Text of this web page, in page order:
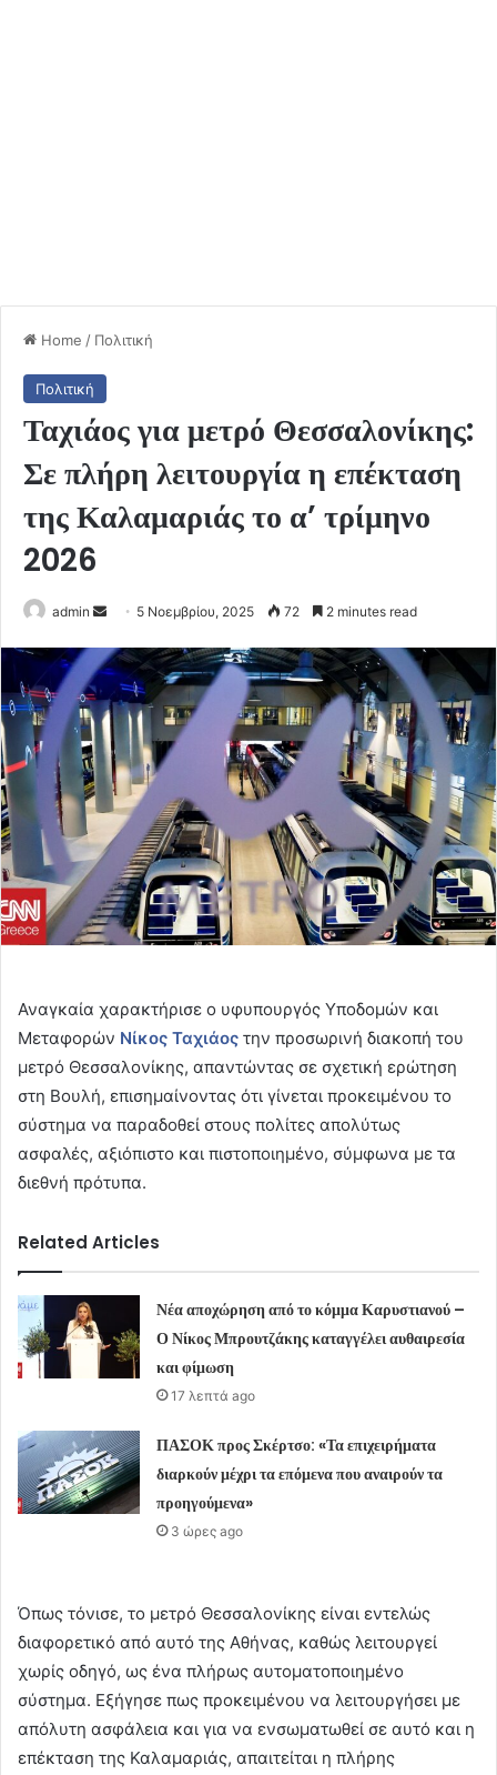
Home / Πολιτική
Πολιτική
Ταχιάος για μετρό Θεσσαλονίκης:
Σε πλήρη λειτουργία η επέκταση
της Καλαμαριάς το α’ τρίμηνο
2026
admin
Send
email
5 Νοεμβρίου, 2025 72 2 minutes read
Αναγκαία χαρακτήρισε ο υφυπουργός Υποδομών και
Μεταφορών Νίκος Ταχιάος την προσωρινή διακοπή του
μετρό Θεσσαλονίκης, απαντώντας σε σχετική ερώτηση
στη Βουλή, επισημαίνοντας ότι γίνεται προκειμένου το
σύστημα να παραδοθεί στους πολίτες απολύτως
ασφαλές, αξιόπιστο και πιστοποιημένο, σύμφωνα με τα
διεθνή πρότυπα.
Related Articles
Νέα αποχώρηση από το κόμμα Καρυστιανού –
Ο Νίκος Μπρουτζάκης καταγγέλει αυθαιρεσία
και φίμωση
17 λεπτά ago
ΠΑΣΟΚ προς Σκέρτσο: «Τα επιχειρήματα
διαρκούν μέχρι τα επόμενα που αναιρούν τα
προηγούμενα»
3 ώρες ago
Όπως τόνισε, το μετρό Θεσσαλονίκης είναι εντελώς
διαφορετικό από αυτό της Αθήνας, καθώς λειτουργεί
χωρίς οδηγό, ως ένα πλήρως αυτοματοποιημένο
σύστημα. Εξήγησε πως προκειμένου να λειτουργήσει με
απόλυτη ασφάλεια και για να ενσωματωθεί σε αυτό και η
επέκταση της Καλαμαριάς, απαιτείται η πλήρης